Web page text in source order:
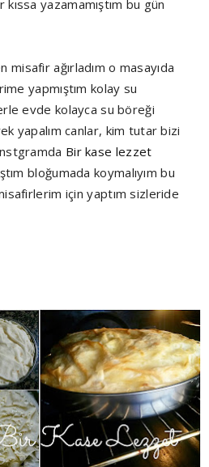
yazamamıştım bu gün
misafir ağırladım o masayıda
yapmıştım kolay su
evde kolayca su böreği
yapalım canlar, kim tutar bizi
Bir kase lezzet
bloğumada koymalıyım bu
için yaptım sizleride